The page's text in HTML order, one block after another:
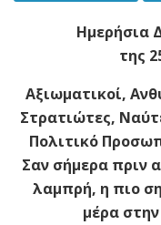
Ημερήσια
της
Αξιωματικοί,
Στρατιώτες,
Πολιτικό
Σαν σήμερα πριν
λαμπρή, η πιο
μέρα